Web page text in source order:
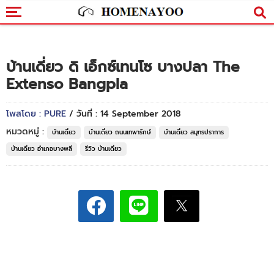
บ้านเดี่ยว ดิ เอ็กซ์เทนโซ บางปลา The
Extenso Bangpla
โพสโดย : PURE / วันที่ : 14 September 2018
หมวดหมู่ :
บ้านเดี่ยว บ้านเดี่ยว ถนนเทพารักษ์
บ้านเดี่ยว สมุทรปราการ
บ้านเดี่ยว อำเภอบางพลี
รีวิว บ้านเดี่ยว